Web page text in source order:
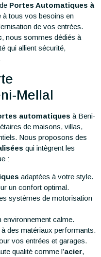
Portes Automatiques à
à tous vos besoins en
de vos entrées.
, nous sommes dédiés à
qui allient sécurité,
Mellal
automatiques à Beni-
de maisons, villas,
Nous proposons des
qui intègrent les
:
adaptées à votre style.
un confort optimal.
systèmes de motorisation
environnement calme.
des matériaux performants.
vos entrées et garages.
qualité comme l’acier,